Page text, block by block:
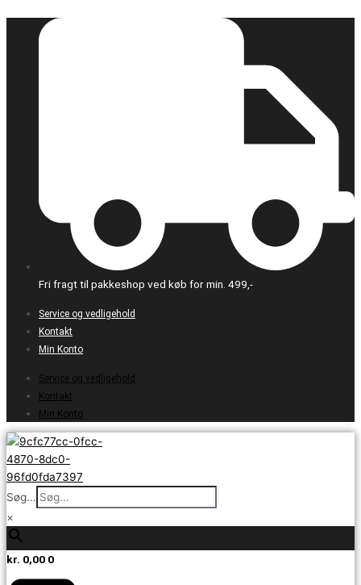
Fri fragt til pakkeshop ved køb for min. 499,-
Service og vedligehold
Kontakt
Min Konto
Service og vedligehold
Kontakt
Min Konto
Søg...
×
kr. 0,00 0